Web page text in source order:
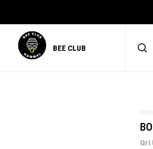
BEE CLUB
Gri